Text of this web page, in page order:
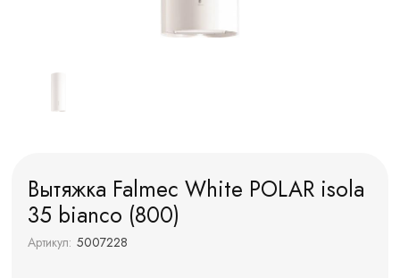
Вытяжка Falmec White POLAR isola
35 bianco (800)
Артикул: 5007228